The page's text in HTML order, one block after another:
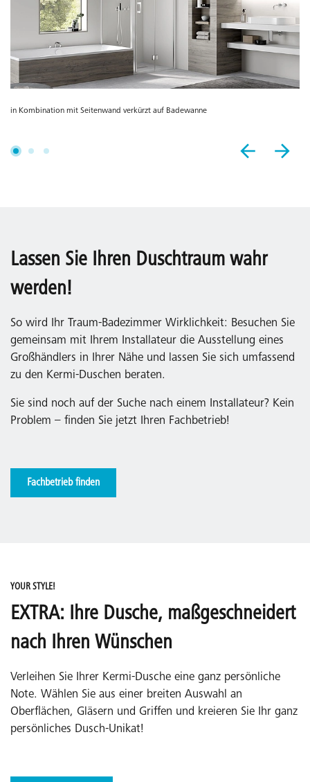
in Kombination mit Seitenwand verkürzt auf Badewanne
Lassen Sie Ihren Duschtraum wahr
werden!
So wird Ihr Traum-Badezimmer Wirklichkeit: Besuchen Sie
gemeinsam mit Ihrem Installateur die Ausstellung eines
Großhändlers in Ihrer Nähe und lassen Sie sich umfassend
zu den Kermi-Duschen beraten.
Sie sind noch auf der Suche nach einem Installateur? Kein
Problem – finden Sie jetzt Ihren Fachbetrieb!
Fachbetrieb finden
YOUR STYLE!
EXTRA: Ihre Dusche, maßgeschneidert
nach Ihren Wünschen
Verleihen Sie Ihrer Kermi-Dusche eine ganz persönliche
Note. Wählen Sie aus einer breiten Auswahl an
Oberflächen, Gläsern und Griffen und kreieren Sie Ihr ganz
persönliches Dusch-Unikat!